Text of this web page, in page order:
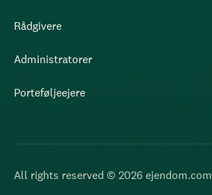
Rådgivere
Administratorer
Porteføljeejere
All rights reserved © 2026 ejendom.com